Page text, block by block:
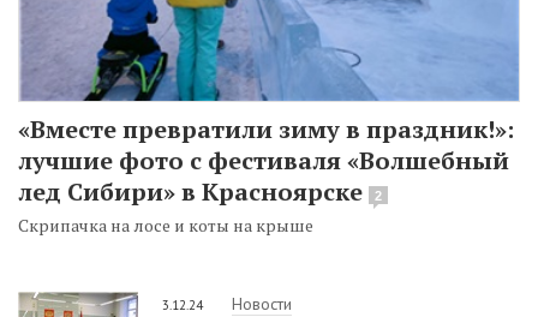
«Вместе превратили зиму в праздник!»:
лучшие фото с фестиваля «Волшебный
лед Сибири» в Красноярске
2
Скрипачка на лосе и коты на крыше
3.12.24 Новости